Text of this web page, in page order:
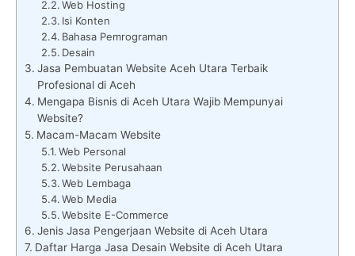
Web Hosting
Isi Konten
Bahasa Pemrograman
Desain
Jasa Pembuatan Website Aceh Utara Terbaik
Profesional di Aceh
Mengapa Bisnis di Aceh Utara Wajib Mempunyai
Website?
Macam-Macam Website
Web Personal
Website Perusahaan
Web Lembaga
Web Media
Website E-Commerce
Jenis Jasa Pengerjaan Website di Aceh Utara
Daftar Harga Jasa Desain Website di Aceh Utara